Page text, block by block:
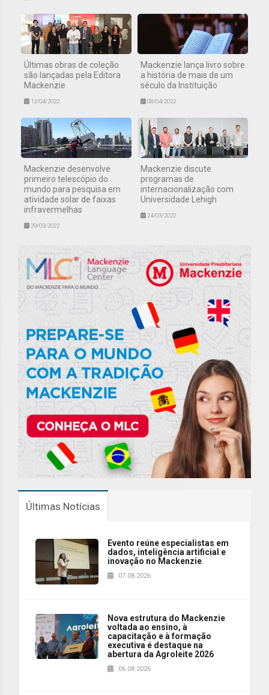
Últimas obras de coleção
são lançadas pela Editora
Mackenzie
12/04/2022
Mackenzie lança livro sobre
a história de mais de um
século da Instituição
08/04/2022
Mackenzie desenvolve
primeiro telescópio do
mundo para pesquisa em
atividade solar de faixas
infravermelhas
29/03/2022
Mackenzie discute
programas de
internacionalização com
Universidade Lehigh
24/03/2022
Últimas Notícias
Evento reúne especialistas em
dados, inteligência artificial e
inovação no Mackenzie
07.08.2026
Nova estrutura do Mackenzie
voltada ao ensino, à
capacitação e à formação
executiva é destaque na
abertura da Agroleite 2026
06.08.2026